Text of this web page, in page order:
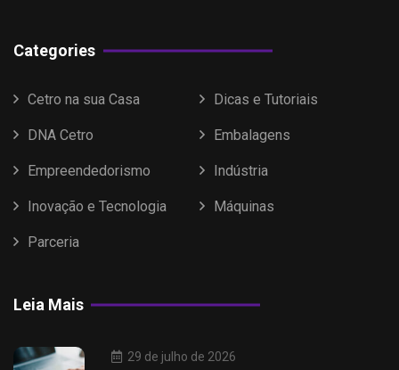
Categories
Cetro na sua Casa Dicas e Tutoriais
DNA Cetro Embalagens
Empreendedorismo Indústria
Inovação e Tecnologia Máquinas
Parceria
Leia Mais
29 de julho de 2026